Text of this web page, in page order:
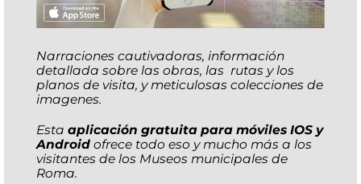
Narraciones cautivadoras, información
detallada sobre las obras, las rutas y los
planos de visita, y meticulosas colecciones de
imagenes.
Esta aplicación gratuita para móviles IOS y
Android ofrece todo eso y mucho más a los
visitantes de los Museos municipales de
Roma.